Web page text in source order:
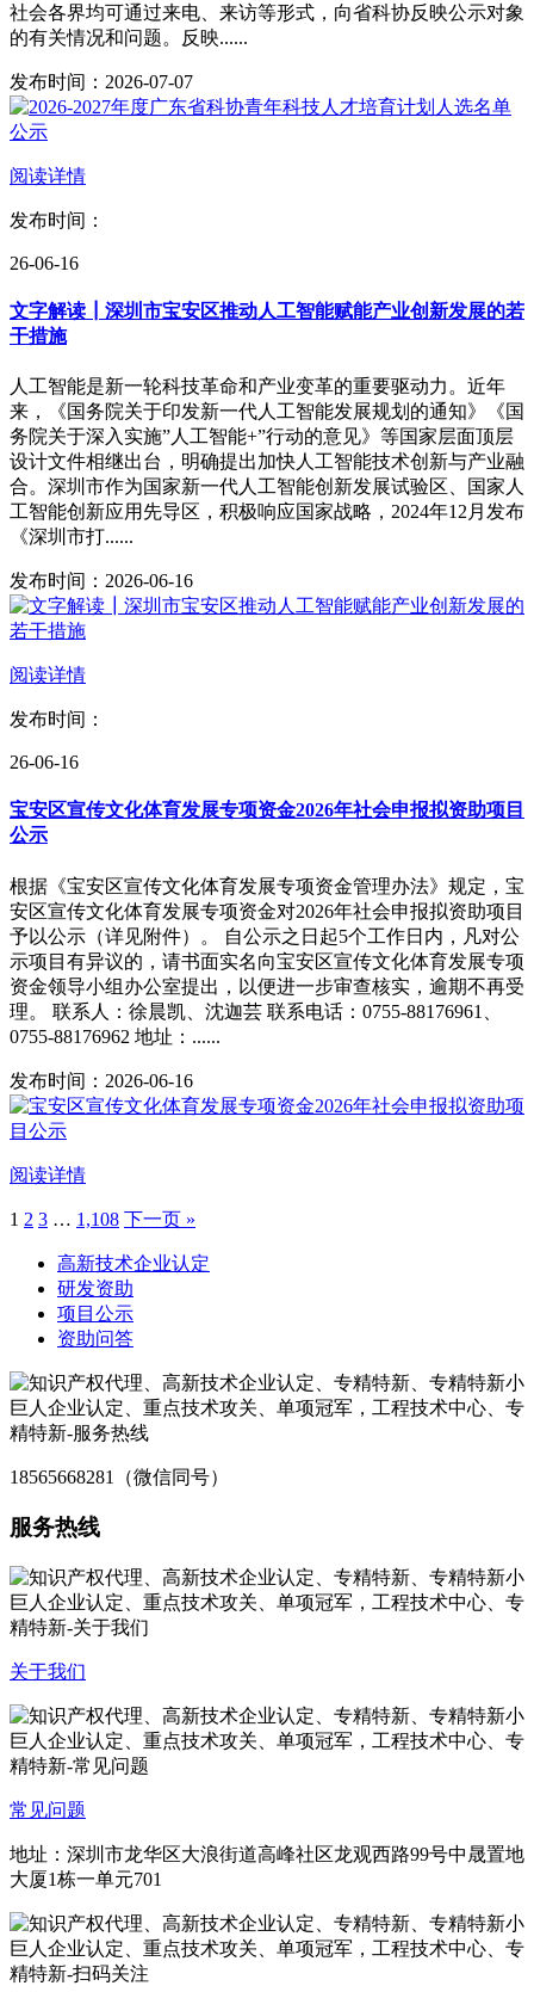
社会各界均可通过来电、来访等形式，向省科协反映公示对象
的有关情况和问题。反映......
发布时间：2026-07-07
阅读详情
发布时间：
26-06-16
文字解读┃深圳市宝安区推动人工智能赋能产业创新发展的若
干措施
人工智能是新一轮科技革命和产业变革的重要驱动力。近年
来，《国务院关于印发新一代人工智能发展规划的通知》《国
务院关于深入实施”人工智能+”行动的意见》等国家层面顶层
设计文件相继出台，明确提出加快人工智能技术创新与产业融
合。深圳市作为国家新一代人工智能创新发展试验区、国家人
工智能创新应用先导区，积极响应国家战略，2024年12月发布
《深圳市打......
发布时间：2026-06-16
阅读详情
发布时间：
26-06-16
宝安区宣传文化体育发展专项资金2026年社会申报拟资助项目
公示
根据《宝安区宣传文化体育发展专项资金管理办法》规定，宝
安区宣传文化体育发展专项资金对2026年社会申报拟资助项目
予以公示（详见附件）。 自公示之日起5个工作日内，凡对公
示项目有异议的，请书面实名向宝安区宣传文化体育发展专项
资金领导小组办公室提出，以便进一步审查核实，逾期不再受
理。 联系人：徐晨凯、沈迦芸 联系电话：0755-88176961、
0755-88176962 地址：......
发布时间：2026-06-16
阅读详情
1 2 3 … 1,108 下一页 »
高新技术企业认定
研发资助
项目公示
资助问答
18565668281（微信同号）
服务热线
关于我们
常见问题
地址：深圳市龙华区大浪街道高峰社区龙观西路99号中晟置地
大厦1栋一单元701